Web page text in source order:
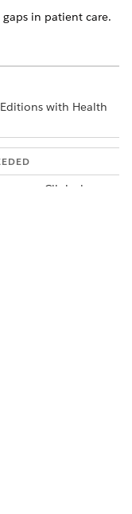
in patient care.
Editions with Health
on Clinical
patient record
measure details.
measure has an
If the measure
care gap name is